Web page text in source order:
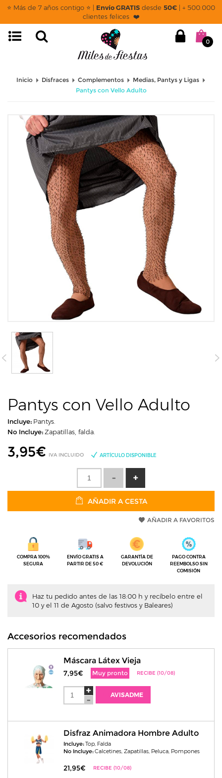
⭐ Más de 7 años contigo ⭐ | Envío GRATIS desde 50€ | + 500.000
clientes felices ❤️
0
Inicio Disfraces Complementos
Medias, Pantys y Ligas
Pantys con Vello Adulto
Pantys con Vello Adulto
Incluye: Pantys.
No Incluye:Zapatillas, falda.
3,95€ IVA INCLUIDO ARTÍCULO DISPONIBLE
AÑADIR A CESTA
AÑADIR A FAVORITOS
COMPRA 100%
SEGURA
ENVÍO GRATIS A
PARTIR DE 50 €
GARANTÍA DE
DEVOLUCIÓN
PAGO CONTRA
REEMBOLSO SIN
COMISIÓN
Haz tu pedido antes de las 18:00 h y recíbelo entre el
10 y el 11 de Agosto (salvo festivos y Baleares)
Accesorios recomendados
Máscara Látex Vieja
7,95€ Muy pronto RECIBE (10/08)
AVISADME
Disfraz Animadora Hombre Adulto
Incluye:Top, Falda
No Incluye:Calcetines, Zapatillas, Peluca, Pompones
21,95€ RECIBE (10/08)